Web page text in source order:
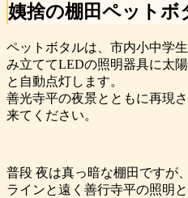
姨捨の棚田ペットボ
ペットボタルは、市内小中学
み立ててLEDの照明器具に太
と自動点灯します。
善光寺平の夜景とともに再現
来てください。
普段 夜は真っ暗な棚田ですが
ラインと遠く善行寺平の照明